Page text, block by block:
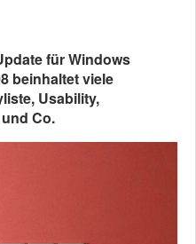
für Windows
beinhaltet viele
Usability,
Co.